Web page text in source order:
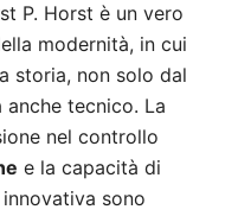
P. Horst è un vero
modernità, in cui
storia, non solo dal
tecnico. La
nel controllo
e la capacità di
sono